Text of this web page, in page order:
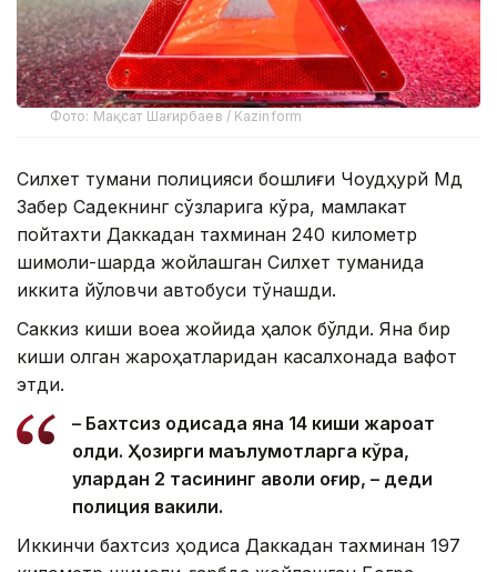
Фото: Мақсат Шағирбаев / Kazinform
Силхет тумани полицияси бошлиғи Чоудҳурй Мд
Забер Садекнинг сўзларига кўра, мамлакат
пойтахти Даккадан тахминан 240 километр
шимоли-шарқда жойлашган Силхет туманида
иккита йўловчи автобуси тўқнашди.
Саккиз киши воқеа жойида ҳалок бўлди. Яна бир
киши олган жароҳатларидан касалхонада вафот
этди.
– Бахтсиз ҳодисада яна 14 киши жароҳат
олди. Ҳозирги маълумотларга кўра,
улардан 2 тасининг аҳволи оғир, – деди
полиция вакили.
Иккинчи бахтсиз ҳодиса Даккадан тахминан 197